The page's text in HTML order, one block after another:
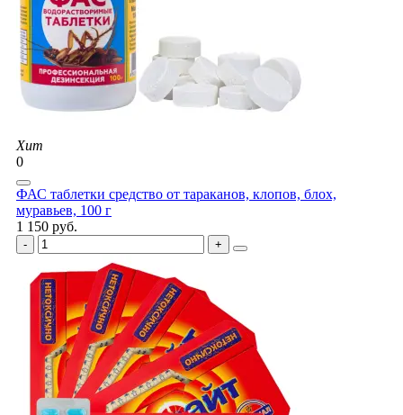
Хит
0
ФАС таблетки средство от тараканов, клопов, блох,
муравьев, 100 г
1 150 руб.